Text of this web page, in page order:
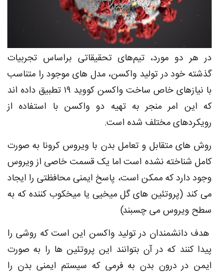
در هر دو مورد، تیم‌های تحقیقاتی براساس تجربیات
گذشته خود در تولید واکسن، مدل های موجود را متناسب
با نیازهای خاص ساخت واکسن کووید ۱۹ تطبیق داده اند
که این امر منجر به تهیه دو واکسن با استفاده از
رویکردهای مختلف شده است.
روش های متقابل و تعامل بدن با ویروس کرونا به صورت
کامل شناخته نشده است اما یک قسمت خاصی از ویروس
وجود دارد که ممکن است، پاسخ ایمنی محافظتی را ایجاد
می کند (پروتئین های گل میخیی یا میخکوب کننده که به
سطح ویروس می چسبند)
هدف دانشمندان در تولید واکسن این است که روشی را
پیدا کنند که در آن بتوانند این پروتئین ها را به صورت
ایمن در درون بدن به فرمی که سیستم ایمنی بدن را